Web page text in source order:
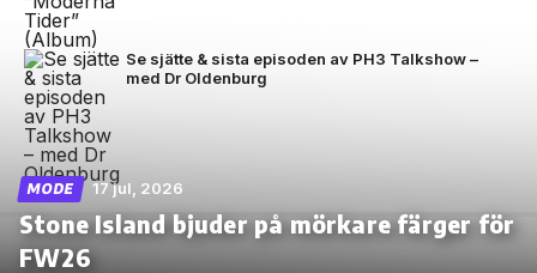
Se sjätte & sista episoden av PH3 Talkshow –
med Dr Oldenburg
MODE 17 jul, 2026
Stone Island bjuder på mörkare färger för
FW26